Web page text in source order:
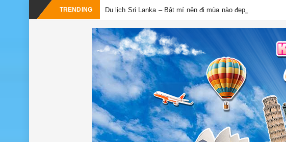
TRENDING
Du lịch Sri Lanka – Bật mí nên đi mùa nào đẹp